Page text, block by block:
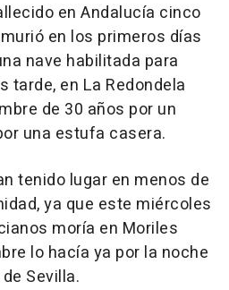
en Andalucía cinco
en los primeros días
nave habilitada para
tarde, en La Redondela
de 30 años por un
una estufa casera.
tenido lugar en menos de
ya que este miércoles
moría en Moriles
lo hacía ya por la noche
Sevilla.